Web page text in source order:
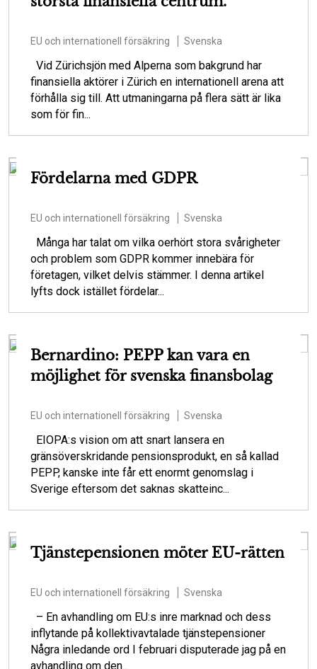
EU och internationell försäkring Svenska
Vid Zürichsjön med Alperna som bakgrund har
finansiella aktörer i Zürich en internationell arena att
förhålla sig till. Att utmaningarna på flera sätt är lika
som för fin...
Fördelarna med GDPR
EU och internationell försäkring Svenska
Många har talat om vilka oerhört stora svårigheter
och problem som GDPR kommer innebära för
företagen, vilket delvis stämmer. I denna artikel
lyfts dock istället fördelar...
Bernardino: PEPP kan vara en
möjlighet för svenska finansbolag
EU och internationell försäkring Svenska
EIOPA:s vision om att snart lansera en
gränsöverskridande pensionsprodukt, en så kallad
PEPP, kanske inte får ett enormt genomslag i
Sverige eftersom det saknas skatteinc...
Tjänstepensionen möter EU-rätten
EU och internationell försäkring Svenska
– En avhandling om EU:s inre marknad och dess
inflytande på kollektivavtalade tjänstepensioner
Några inledande ord I februari disputerade jag på en
avhandling om den...